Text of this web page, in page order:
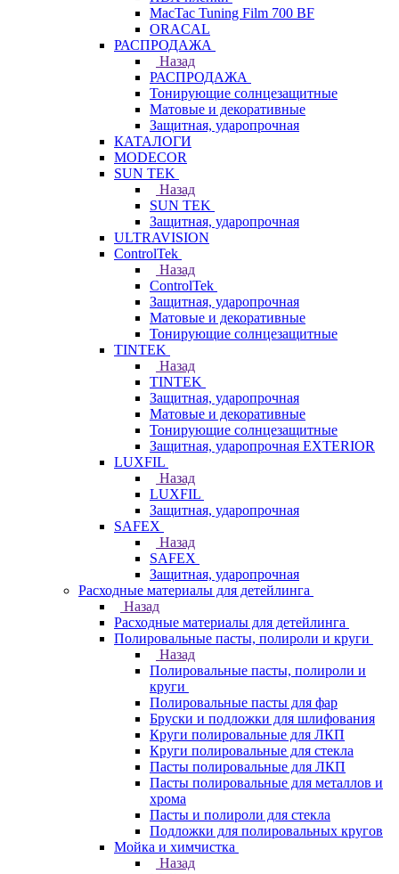
MacTac Tuning Film 700 BF
ORACAL
РАСПРОДАЖА
Назад
РАСПРОДАЖА
Тонирующие солнцезащитные
Матовые и декоративные
Защитная, ударопрочная
КАТАЛОГИ
MODECOR
SUN TEK
Назад
SUN TEK
Защитная, ударопрочная
ULTRAVISION
ControlTek
Назад
ControlTek
Защитная, ударопрочная
Матовые и декоративные
Тонирующие солнцезащитные
TINTEK
Назад
TINTEK
Защитная, ударопрочная
Матовые и декоративные
Тонирующие солнцезащитные
Защитная, ударопрочная EXTERIOR
LUXFIL
Назад
LUXFIL
Защитная, ударопрочная
SAFEX
Назад
SAFEX
Защитная, ударопрочная
Расходные материалы для детейлинга
Назад
Расходные материалы для детейлинга
Полировальные пасты, полироли и круги
Назад
Полировальные пасты, полироли и
круги
Полировальные пасты для фар
Бруски и подложки для шлифования
Круги полировальные для ЛКП
Круги полировальные для стекла
Пасты полировальные для ЛКП
Пасты полировальные для металлов и
хрома
Пасты и полироли для стекла
Подложки для полировальных кругов
Мойка и химчистка
Назад